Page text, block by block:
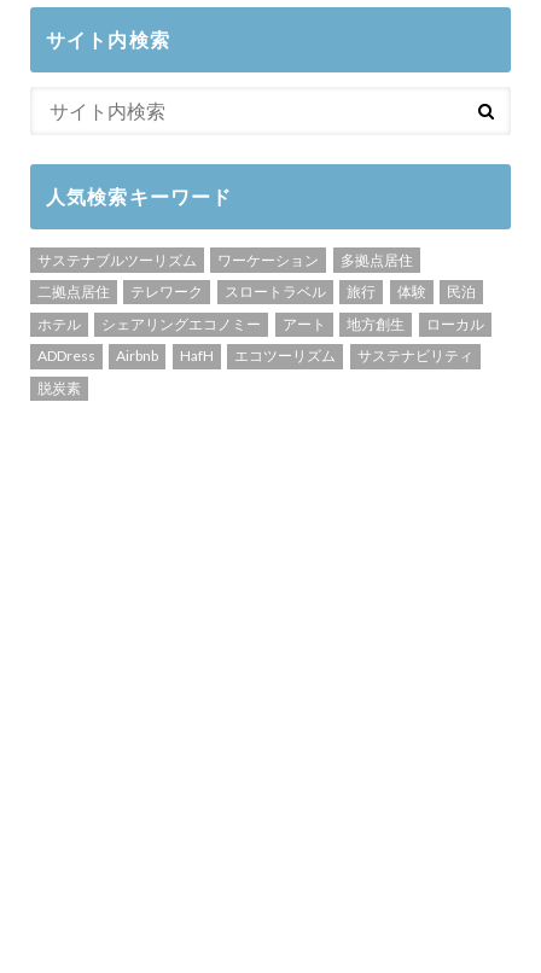
サイト内検索
人気検索キーワード
サステナブルツーリズム ワーケーション
多拠点居住
二拠点居住
テレワーク スロートラベル 旅行 体験
民泊
ホテル
シェアリングエコノミー アート 地方創生
ローカル
ADDress
Airbnb HafH エコツーリズム
サステナビリティ
脱炭素